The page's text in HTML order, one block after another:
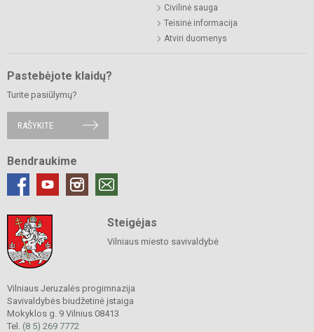
Civilinė sauga
Teisinė informacija
Atviri duomenys
Pastebėjote klaidų?
Turite pasiūlymų?
RAŠYKITE
Bendraukime
Steigėjas
Vilniaus miesto savivaldybė
Vilniaus Jeruzalės progimnazija
Savivaldybės biudžetinė įstaiga
Mokyklos g. 9 Vilnius 08413
Tel. (8 5) 269 7772